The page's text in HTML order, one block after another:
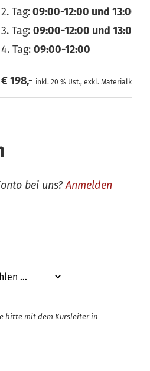
2. Tag:09:00-12:00 und 13:00-
3. Tag: 09:00-12:00 und 13:00-
4. Tag: 09:00-12:00
€ 198,- inkl. 20 % Ust., exkl. Materialkosten
bei uns?Anmelden
bitte mit dem Kursleiter in